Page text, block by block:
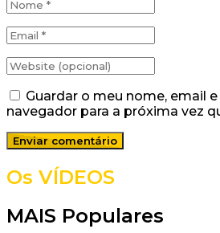
Guardar o meu nome, email
navegador para a próxima vez
Os VÍDEOS
MAIS Populares